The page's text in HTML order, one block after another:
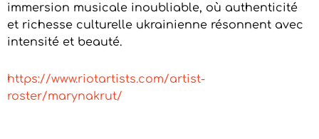
immersion musicale inoubliable, où authenticité
et richesse culturelle ukrainienne résonnent avec
intensité et beauté.
https://www.riotartists.com/artist-
roster/marynakrut/